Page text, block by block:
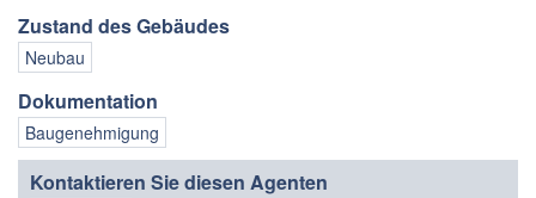
Zustand des Gebäudes
Neubau
Dokumentation
Baugenehmigung
Kontaktieren Sie diesen Agenten